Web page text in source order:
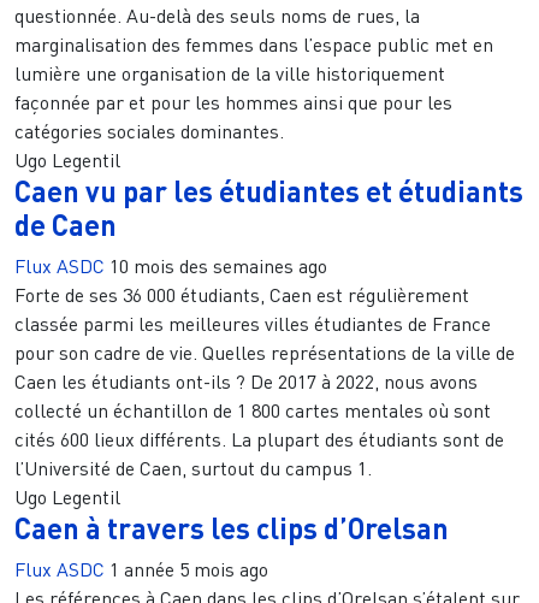
questionnée. Au-delà des seuls noms de rues, la
marginalisation des femmes dans l’espace public met en
lumière une organisation de la ville historiquement
façonnée par et pour les hommes ainsi que pour les
catégories sociales dominantes.
Ugo Legentil
Caen vu par les étudiantes et étudiants
de Caen
Flux ASDC 10 mois des semaines ago
Forte de ses 36 000 étudiants, Caen est régulièrement
classée parmi les meilleures villes étudiantes de France
pour son cadre de vie. Quelles représentations de la ville de
Caen les étudiants ont-ils ? De 2017 à 2022, nous avons
collecté un échantillon de 1 800 cartes mentales où sont
cités 600 lieux différents. La plupart des étudiants sont de
l’Université de Caen, surtout du campus 1.
Ugo Legentil
Caen à travers les clips d’Orelsan
Flux ASDC 1 année 5 mois ago
Les références à Caen dans les clips d’Orelsan s’étalent sur